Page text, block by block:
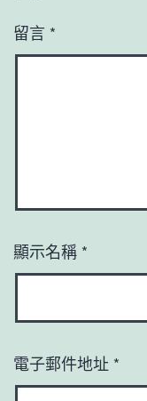
留言 *
顯示名稱 *
電子郵件地址 *